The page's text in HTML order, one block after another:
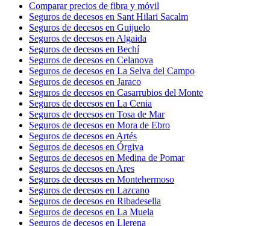
Comparar precios de fibra y móvil
Seguros de decesos en Sant Hilari Sacalm
Seguros de decesos en Guijuelo
Seguros de decesos en Algaida
Seguros de decesos en Bechí
Seguros de decesos en Celanova
Seguros de decesos en La Selva del Campo
Seguros de decesos en Jaraco
Seguros de decesos en Casarrubios del Monte
Seguros de decesos en La Cenia
Seguros de decesos en Tosa de Mar
Seguros de decesos en Mora de Ebro
Seguros de decesos en Artés
Seguros de decesos en Órgiva
Seguros de decesos en Medina de Pomar
Seguros de decesos en Ares
Seguros de decesos en Montehermoso
Seguros de decesos en Lazcano
Seguros de decesos en Ribadesella
Seguros de decesos en La Muela
Seguros de decesos en Llerena